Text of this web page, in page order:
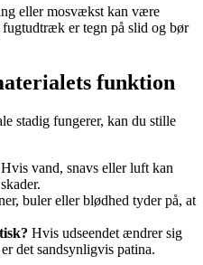
eller mosvækst kan være
er tegn på slid og bør
funktion
stadig fungerer, kan du stille
Hvis vand, snavs eller luft kan
buler eller blødhed tyder på, at
Hvis udseendet ændrer sig
det sandsynligvis patina.